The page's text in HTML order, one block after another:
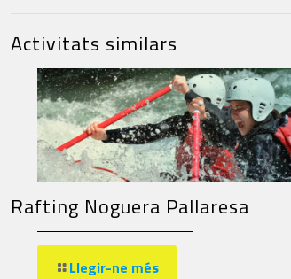
Activitats similars
Rafting Noguera Pallaresa
Llegir-ne més